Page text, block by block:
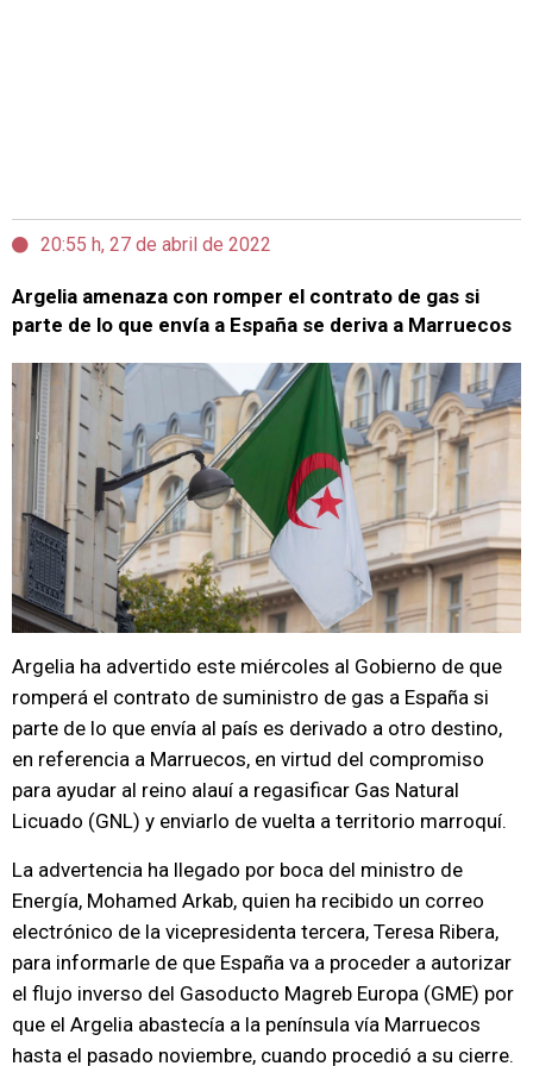
20:55 h, 27 de abril de 2022
Argelia amenaza con romper el contrato de gas si
parte de lo que envía a España se deriva a Marruecos
Argelia ha advertido este miércoles al Gobierno de que
romperá el contrato de suministro de gas a España si
parte de lo que envía al país es derivado a otro destino,
en referencia a Marruecos, en virtud del compromiso
para ayudar al reino alauí a regasificar Gas Natural
Licuado (GNL) y enviarlo de vuelta a territorio marroquí.
La advertencia ha llegado por boca del ministro de
Energía, Mohamed Arkab, quien ha recibido un correo
electrónico de la vicepresidenta tercera, Teresa Ribera,
para informarle de que España va a proceder a autorizar
el flujo inverso del Gasoducto Magreb Europa (GME) por
que el Argelia abastecía a la península vía Marruecos
hasta el pasado noviembre, cuando procedió a su cierre.